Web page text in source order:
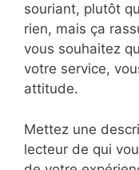
souriant, plutôt
rien, mais ça
vous souhaitez
votre service,
attitude.
Mettez une
lecteur de qui